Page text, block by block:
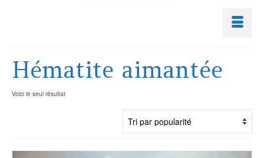
Hématite aimantée
Voici le seul résultat